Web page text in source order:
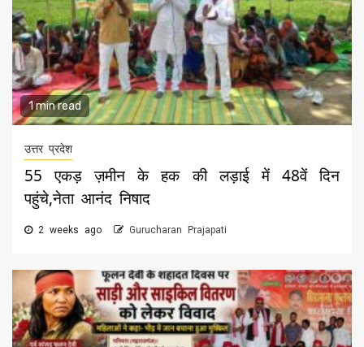
1 min read
उत्तर प्रदेश
55 एकड़ ज़मीन के हक की लड़ाई में 48वें दिन
पहुंचे,नेता आनंद निषाद
2 weeks ago Gurucharan Prajapati